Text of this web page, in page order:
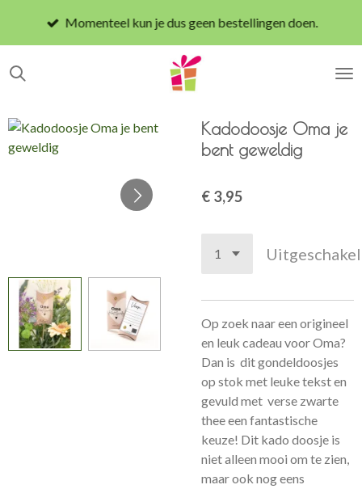
de
Momenteel kun je dus geen bestellingen doen.
Kadodoosje Oma je
bent geweldig
€ 3,95
Op zoek naar een origineel
en leuk cadeau voor Oma?
Dan is dit gondeldoosjes
op stok met leuke tekst en
gevuld met verse zwarte
thee een fantastische
keuze! Dit kado doosje is
niet alleen mooi om te zien,
maar ook nog eens